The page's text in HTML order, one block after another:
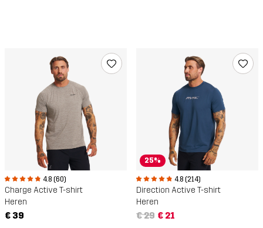
4.8 (60)
Charge Active T-shirt
Heren
€ 39
25%
4.8 (214)
Direction Active T-shirt
Heren
€ 29 € 21